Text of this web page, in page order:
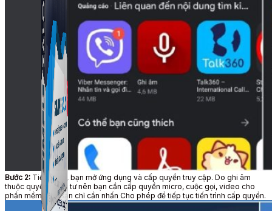
Bước 2: Tiếp theo, bạn mở ứng dụng và cấp quyền truy cập. Do ghi âm
thuộc quyền riêng tư nên bạn cần cấp quyền micro, cuộc gọi, video cho
phần mềm này. Bạn chỉ cần nhấn Cho phép để tiếp tục tiến trình cấp quyền.